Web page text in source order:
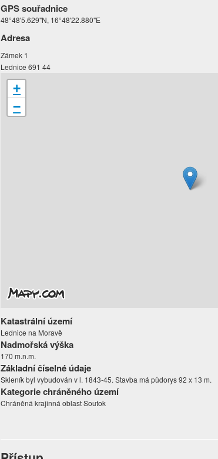
GPS souřadnice
48°48'5.629"N, 16°48'22.880"E
Adresa
Zámek 1
Lednice 691 44
+
−
Katastrální území
Lednice na Moravě
Nadmořská výška
170 m.n.m.
Základní číselné údaje
Skleník byl vybudován v l. 1843-45. Stavba má půdorys 92 x 13 m.
Kategorie chráněného území
Chráněná krajinná oblast Soutok